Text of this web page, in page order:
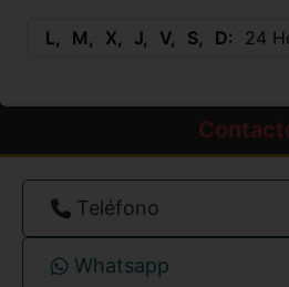
L M X J V S D 24
Teléfono
Whatsapp